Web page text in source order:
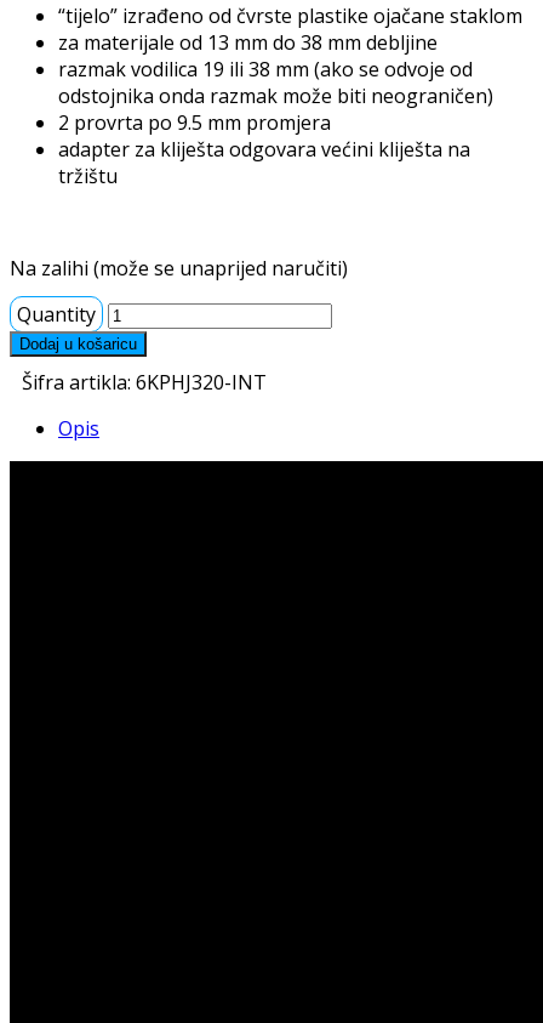
“tijelo” izrađeno od čvrste plastike ojačane staklom
za materijale od 13 mm do 38 mm debljine
razmak vodilica 19 ili 38 mm (ako se odvoje od
odstojnika onda razmak može biti neograničen)
2 provrta po 9.5 mm promjera
adapter za kliješta odgovara većini kliješta na
tržištu
Na zalihi (može se unaprijed naručiti)
Quantity
Dodaj u košaricu
Šifra artikla: 6KPHJ320-INT
Opis